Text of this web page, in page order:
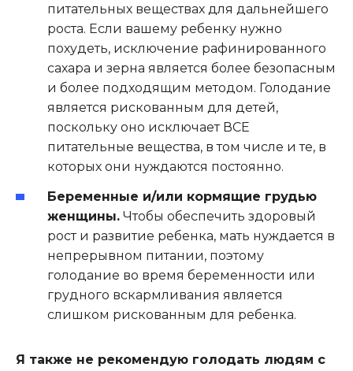
питательных веществах для дальнейшего
роста. Если вашему ребенку нужно
похудеть, исключение рафинированного
сахара и зерна является более безопасным
и более подходящим методом. Голодание
является рискованным для детей,
поскольку оно исключает ВСЕ
питательные вещества, в том числе и те, в
которых они нуждаются постоянно.
Беременные и/или кормящие грудью
женщины. Чтобы обеспечить здоровый
рост и развитие ребенка, мать нуждается в
непрерывном питании, поэтому
голодание во время беременности или
грудного вскармливания является
слишком рискованным для ребенка.
Я также не рекомендую голодать людям с